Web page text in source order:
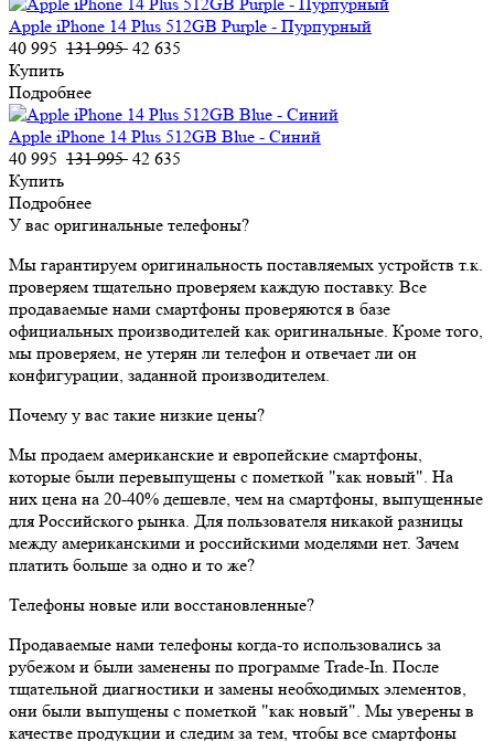
Apple iPhone 14 Plus 512GB Purple - Пурпурный
40 995 131 995 42 635
Купить
Подробнее
Apple iPhone 14 Plus 512GB Blue - Синий
40 995 131 995 42 635
Купить
Подробнее
У вас оригинальные телефоны?
Мы гарантируем оригинальность поставляемых устройств т.к.
проверяем тщательно проверяем каждую поставку. Все
продаваемые нами смартфоны проверяются в базе
официальных производителей как оригинальные. Кроме того,
мы проверяем, не утерян ли телефон и отвечает ли он
конфигурации, заданной производителем.
Почему у вас такие низкие цены?
Мы продаем американские и европейские смартфоны,
которые были перевыпущены с пометкой "как новый". На
них цена на 20-40% дешевле, чем на смартфоны, выпущенные
для Российского рынка. Для пользователя никакой разницы
между американскими и российскими моделями нет. Зачем
платить больше за одно и то же?
Телефоны новые или восстановленные?
Продаваемые нами телефоны когда-то использовались за
рубежом и были заменены по программе Trade-In. После
тщательной диагностики и замены необходимых элементов,
они были выпущены с пометкой "как новый". Мы уверены в
качестве продукции и следим за тем, чтобы все смартфоны